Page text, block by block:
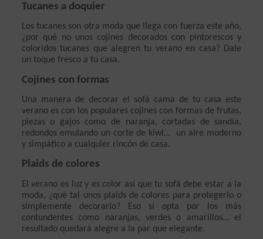
Tucanes a doquier
Los tucanes son otra moda que llega con fuerza este año,
¿por qué no unos cojines decorados con pintorescos y
coloridos tucanes que alegren tu verano en casa? Dale
un toque fresco a tu casa.
Cojines con formas
Una manera de decorar el sofá cama de tu casa este
verano es con los populares cojines con formas de frutas,
piezas o gajos como de naranja, cortadas de sandía,
redondos emulando un corte de kiwi…  un aire moderno
y simpático a cualquier rincón de casa.
Plaids de colores
El verano es luz y es color así que tu sofá debe estar a la
moda, ¿qué tal unos plaids de colores para protegerlo o
simplemente decorarlo? Eso sí opta por los más
contundentes como naranjas, verdes o amarillos… el
resultado quedará alegre a la par que elegante.